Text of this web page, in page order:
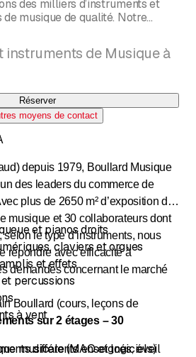
des milliers d’instruments et
de musique de qualité. Notre
réparation instruments,
instruments de Musique à
Réserver
moyens de contact
depuis 1979, Boullard Musique
des leaders du commerce de
plus de 2650 m² d’exposition de
musique et 30 collaborateurs dont
le type d’instruments, nous
répondre avec efficacité à
demandes concernant le marché
sur 2 étages – 30
et pianos droits
claviers et orgues
et effets
percussions
à vent
musicale (MAO et logiciels)
Boullard (cours, leçons de
différents enseignés, éveil